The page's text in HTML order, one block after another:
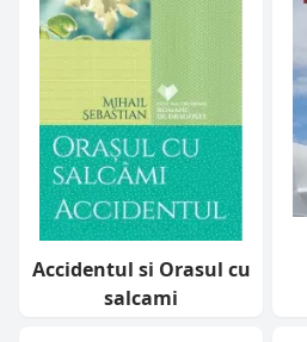
Accidentul si Orasul cu
salcami